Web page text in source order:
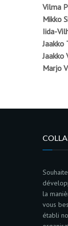
Vilma
Mikko
Iida-
Jaakko
Jaakko
Marjo
la
vous
établi